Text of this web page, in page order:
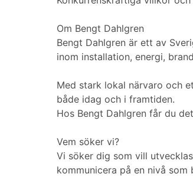
Om Bengt Dahlgren
Bengt Dahlgren är ett av
inom installation, energi,
Med stark lokal närvaro och
både idag och i framtiden.
Hos Bengt Dahlgren får du
Vem söker vi?
Vi söker dig som vill
kommunicera på en nivå